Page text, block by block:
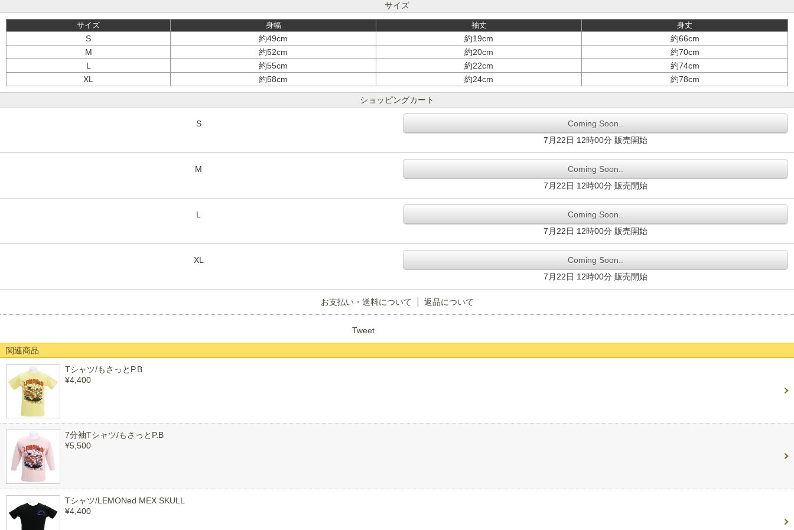
サイズ
サイズ 身幅 袖丈 身丈
S 約49cm 約19cm
約66cm
M
約52cm 約20cm
約70cm
L
約55cm 約22cm
約74cm
XL
約58cm 約24cm 約78cm
ショッピングカート
S
Coming Soon..
7月22日 12時00分 販売開始
M
Coming Soon..
7月22日 12時00分 販売開始
L
Coming Soon..
7月22日 12時00分 販売開始
XL
Coming Soon..
7月22日 12時00分 販売開始
お支払い・送料について 返品について
Tweet
関連商品
Tシャツ/もさっとP.B
¥4,400
7分袖Tシャツ/もさっとP.B
¥5,500
Tシャツ/LEMONed MEX SKULL
¥4,400